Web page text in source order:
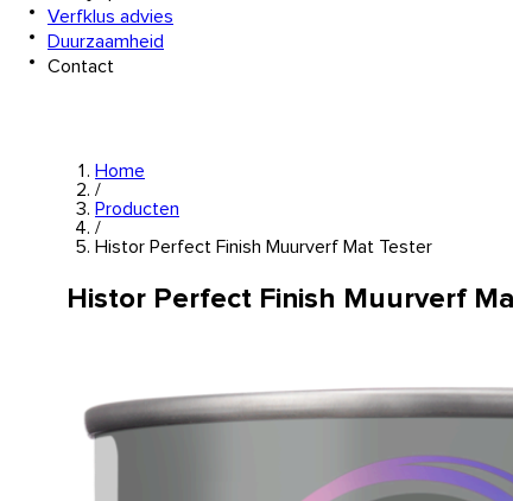
Verfklus advies
Duurzaamheid
Contact
Home
/
Producten
/
Histor Perfect Finish Muurverf Mat Tester
Histor Perfect Finish Muurverf